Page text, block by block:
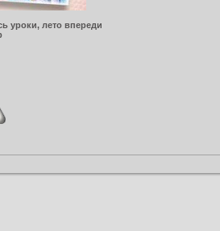
уроки, лето впереди